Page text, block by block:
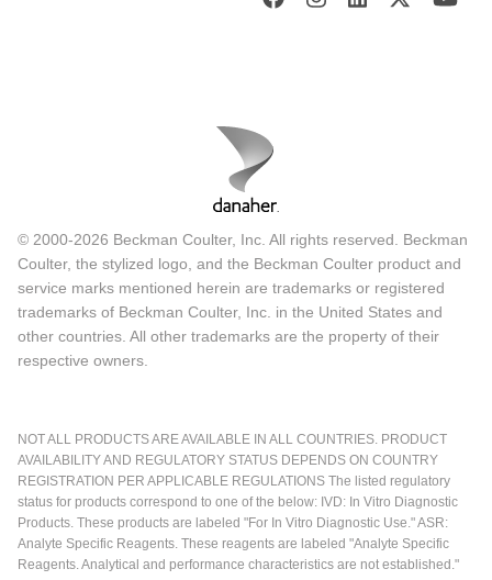
© 2000-2026 Beckman Coulter, Inc. All rights reserved. Beckman
Coulter, the stylized logo, and the Beckman Coulter product and
service marks mentioned herein are trademarks or registered
trademarks of Beckman Coulter, Inc. in the United States and
other countries. All other trademarks are the property of their
respective owners.
NOT ALL PRODUCTS ARE AVAILABLE IN ALL COUNTRIES. PRODUCT
AVAILABILITY AND REGULATORY STATUS DEPENDS ON COUNTRY
REGISTRATION PER APPLICABLE REGULATIONS The listed regulatory
status for products correspond to one of the below: IVD: In Vitro Diagnostic
Products. These products are labeled "For In Vitro Diagnostic Use." ASR:
Analyte Specific Reagents. These reagents are labeled "Analyte Specific
Reagents. Analytical and performance characteristics are not established."